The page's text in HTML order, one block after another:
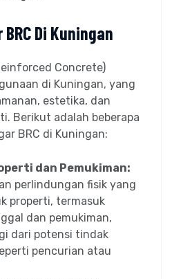
Di Kuningan
Concrete)
di Kuningan, yang
estetika, dan
Berikut adalah beberapa
BRC di Kuningan:
dan Pemukiman:
perlindungan fisik yang
properti, termasuk
dan pemukiman,
dari potensi tindak
pencurian atau